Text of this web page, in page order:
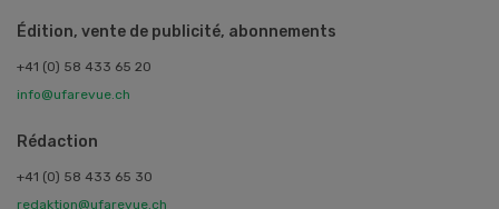
Édition, vente de publicité, abonnements
+41 (0) 58 433 65 20
info@ufarevue.ch
Rédaction
+41 (0) 58 433 65 30
redaktion@ufarevue.ch